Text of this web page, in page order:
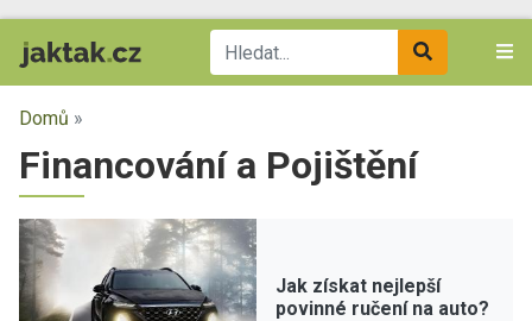
Domů »
Financování a Pojištění
Jak získat nejlepší
povinné ručení na auto?